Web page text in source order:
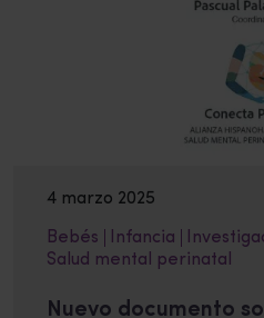
4 marzo 2025
Bebés Infancia
Salud mental perinatal
Nuevo documento